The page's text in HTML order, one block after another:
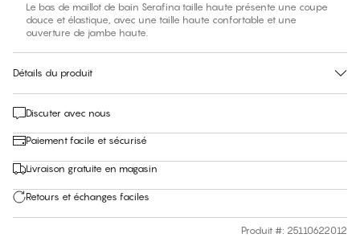
Le bas de maillot de bain Serafina taille haute présente une coupe
douce et élastique, avec une taille haute confortable et une
ouverture de jambe haute.
Détails du produit
Discuter avec nous
Paiement facile et sécurisé
Livraison gratuite en magasin
Retours et échanges faciles
Produit #: 25110622012